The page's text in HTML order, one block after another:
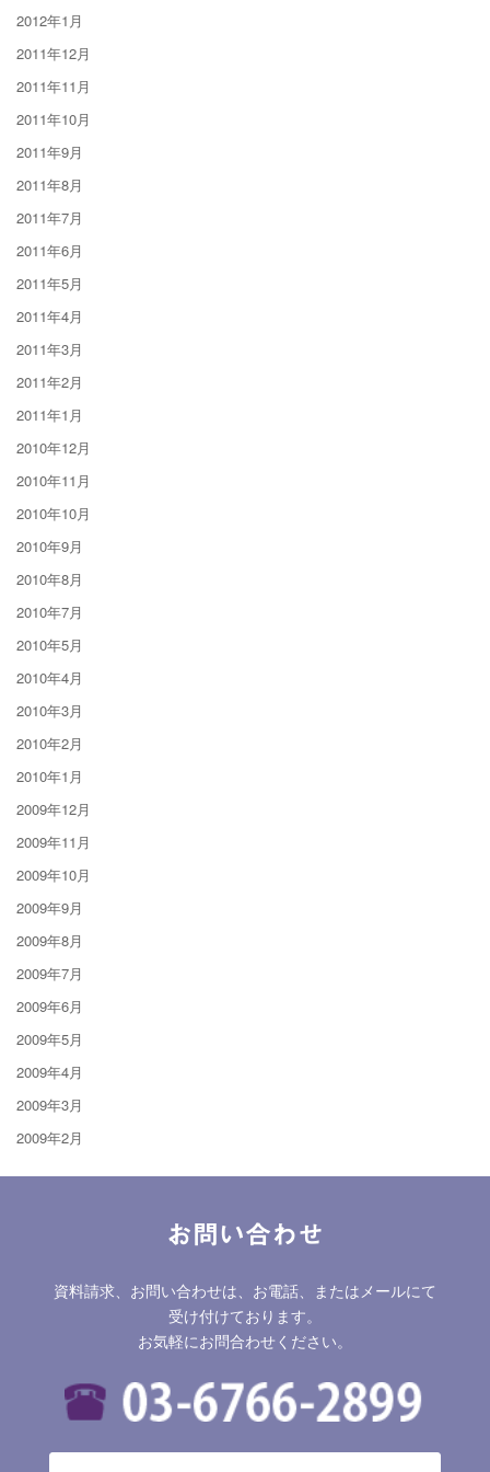
2012年1月
2011年12月
2011年11月
2011年10月
2011年9月
2011年8月
2011年7月
2011年6月
2011年5月
2011年4月
2011年3月
2011年2月
2011年1月
2010年12月
2010年11月
2010年10月
2010年9月
2010年8月
2010年7月
2010年5月
2010年4月
2010年3月
2010年2月
2010年1月
2009年12月
2009年11月
2009年10月
2009年9月
2009年8月
2009年7月
2009年6月
2009年5月
2009年4月
2009年3月
2009年2月
お問い合わせ
資料請求、お問い合わせは、お電話、またはメールにて
受け付けております。
お気軽にお問合わせください。